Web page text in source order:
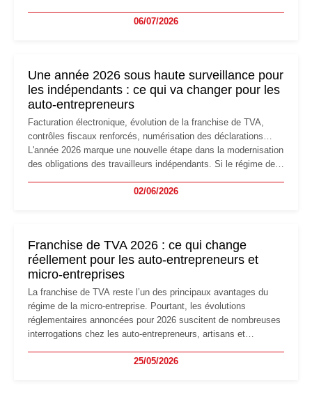
professionnels, recrutement, image de marque… Le
06/07/2026
Une année 2026 sous haute surveillance pour
les indépendants : ce qui va changer pour les
auto-entrepreneurs
Facturation électronique, évolution de la franchise de TVA,
contrôles fiscaux renforcés, numérisation des déclarations…
L'année 2026 marque une nouvelle étape dans la modernisation
des obligations des travailleurs indépendants. Si le régime de
les auto-entrepreneurs devront s'adapter à un environnement
02/06/2026
Franchise de TVA 2026 : ce qui change
réellement pour les auto-entrepreneurs et
micro-entreprises
La franchise de TVA reste l’un des principaux avantages du
régime de la micro-entreprise. Pourtant, les évolutions
réglementaires annoncées pour 2026 suscitent de nombreuses
interrogations chez les auto-entrepreneurs, artisans et
facturation ou risque de bascule vers la TVA : les règles
25/05/2026